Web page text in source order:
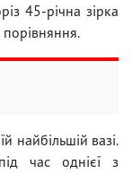
45-річна зірка
найбільшій вазі.
час однієї з